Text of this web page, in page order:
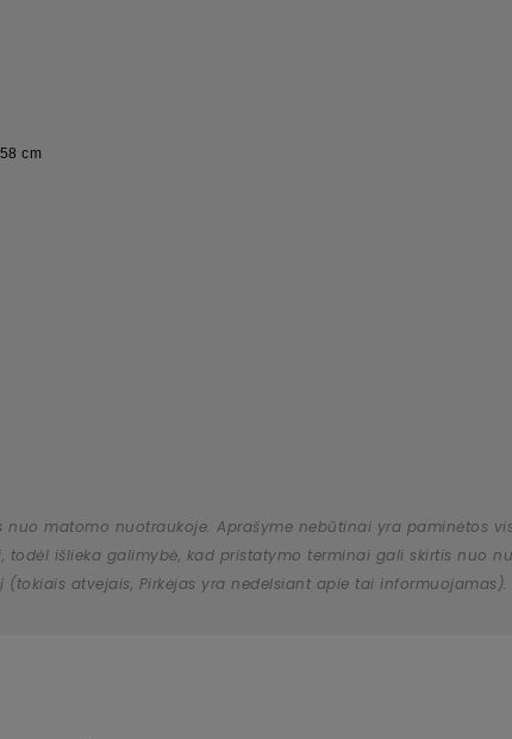
cm
matomo nuotraukoje. Aprašyme nebūtinai yra paminėtos
išlieka galimybė, kad pristatymo terminai gali skirtis nuo
atvejais, Pirkėjas yra nedelsiant apie tai informuojamas).